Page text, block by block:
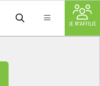
JE M'AFFILIE